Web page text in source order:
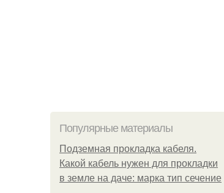
Популярные материалы
Подземная прокладка кабеля.
Какой кабель нужен для прокладки
в земле на даче: марка тип сечение